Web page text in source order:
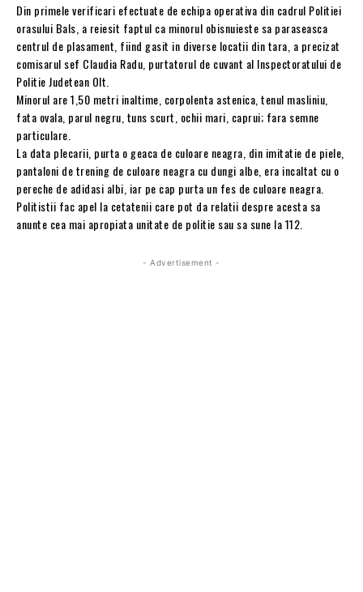
Din primele verificari efectuate de echipa operativa din cadrul Politiei
orasului Bals, a reiesit faptul ca minorul obisnuieste sa paraseasca
centrul de plasament, fiind gasit in diverse locatii din tara, a precizat
comisarul sef Claudia Radu, purtatorul de cuvant al Inspectoratului de
Politie Judetean Olt.
Minorul are 1,50 metri inaltime, corpolenta astenica, tenul masliniu,
fata ovala, parul negru, tuns scurt, ochii mari, caprui; fara semne
particulare.
La data plecarii, purta o geaca de culoare neagra, din imitatie de piele,
pantaloni de trening de culoare neagra cu dungi albe, era incaltat cu o
pereche de adidasi albi, iar pe cap purta un fes de culoare neagra.
Politistii fac apel la cetatenii care pot da relatii despre acesta sa
anunte cea mai apropiata unitate de politie sau sa sune la 112.
- Advertisement -